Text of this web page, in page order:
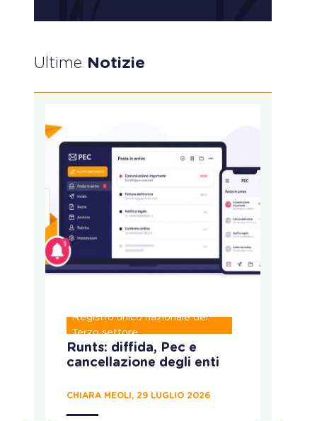
Ultime Notizie
Registro unico nazionale del
Terzo settore
Runts: diffida, Pec e
cancellazione degli enti
CHIARA MEOLI, 29 LUGLIO 2026